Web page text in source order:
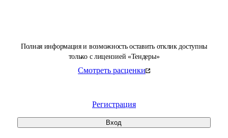
Полная информация и возможность оставить отклик доступны
только с лицензией «Тендеры»
Смотреть расценки
Регистрация
Вход